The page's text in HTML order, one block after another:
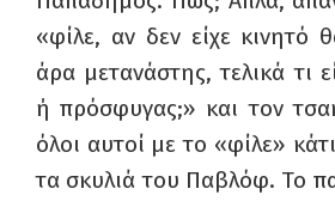
«φίλε, αν δεν είχε κινητό
άρα μετανάστης, τελικά τι
ή πρόσφυγας;» και τον
όλοι αυτοί με το «φίλε»
τα σκυλιά του Παβλόφ. Το